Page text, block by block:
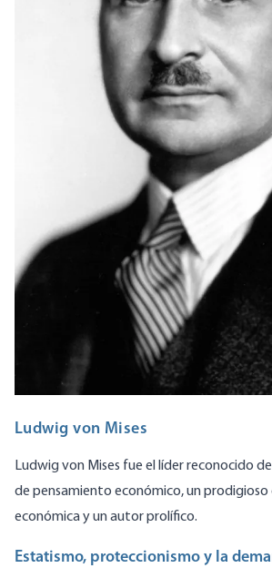
Ludwig von Mises
Ludwig von Mises fue el líder reconocido
de pensamiento económico, un
económica y un autor prolífico.
Estatismo, proteccionismo y la